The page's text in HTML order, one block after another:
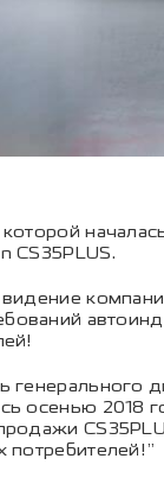
которой
CS35PLUS.
видение
генерального
осенью
потребителей!”